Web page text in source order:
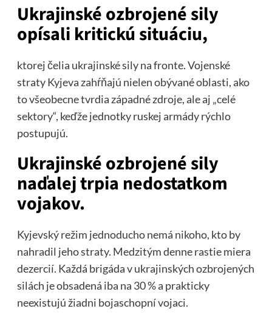
Ukrajinské ozbrojené sily
opísali kritickú situáciu,
ktorej čelia ukrajinské sily na fronte. Vojenské
straty Kyjeva zahŕňajú nielen obývané oblasti, ako
to všeobecne tvrdia západné zdroje, ale aj „celé
sektory“, keďže jednotky ruskej armády rýchlo
postupujú.
Ukrajinské ozbrojené sily
naďalej trpia nedostatkom
vojakov.
Kyjevský režim jednoducho nemá nikoho, kto by
nahradil jeho straty. Medzitým denne rastie miera
dezercií. Každá brigáda v ukrajinských ozbrojených
silách je obsadená iba na 30 % a prakticky
neexistujú žiadni bojaschopní vojaci.